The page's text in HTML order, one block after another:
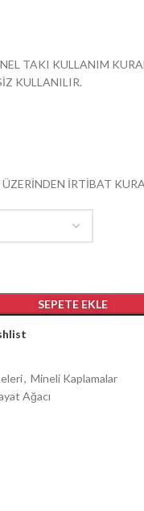
TAKI KULLANIM
KULLANILIR.
İRTİBAT
SEPETE EKLE
, Mineli Kaplamalar
Ağacı